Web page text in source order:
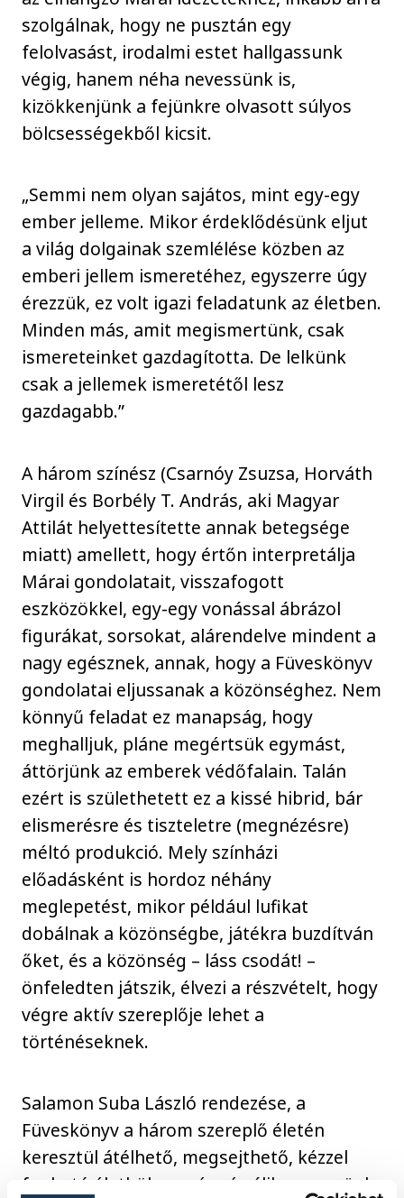
szolgálnak, hogy ne pusztán egy
felolvasást, irodalmi estet hallgassunk
végig, hanem néha nevessünk is,
kizökkenjünk a fejünkre olvasott súlyos
bölcsességekből kicsit.
„Semmi nem olyan sajátos, mint egy-egy
ember jelleme. Mikor érdeklődésünk eljut
a világ dolgainak szemlélése közben az
emberi jellem ismeretéhez, egyszerre úgy
érezzük, ez volt igazi feladatunk az életben.
Minden más, amit megismertünk, csak
ismereteinket gazdagította. De lelkünk
csak a jellemek ismeretétől lesz
gazdagabb.”
A három színész (Csarnóy Zsuzsa, Horváth
Virgil és Borbély T. András, aki Magyar
Attilát helyettesítette annak betegsége
miatt) amellett, hogy értőn interpretálja
Márai gondolatait, visszafogott
eszközökkel, egy-egy vonással ábrázol
figurákat, sorsokat, alárendelve mindent a
nagy egésznek, annak, hogy a Füveskönyv
gondolatai eljussanak a közönséghez. Nem
könnyű feladat ez manapság, hogy
meghalljuk, pláne megértsük egymást,
áttörjünk az emberek védőfalain. Talán
ezért is születhetett ez a kissé hibrid, bár
elismerésre és tiszteletre (megnézésre)
méltó produkció. Mely színházi
előadásként is hordoz néhány
meglepetést, mikor például lufikat
dobálnak a közönségbe, játékra buzdítván
őket, és a közönség – láss csodát! –
önfeledten játszik, élvezi a részvételt, hogy
végre aktív szereplője lehet a
történéseknek.
Salamon Suba László rendezése, a
Füveskönyv a három szereplő életén
keresztül átélhető, megsejthető, kézzel
fogható életbölcsességgé válik a szemünk